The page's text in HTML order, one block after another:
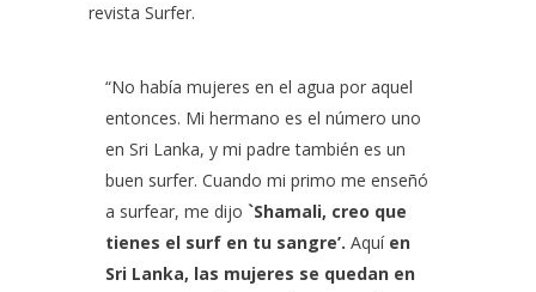
revista Surfer.
“No había mujeres en el agua por aquel
entonces. Mi hermano es el número uno
en Sri Lanka, y mi padre también es un
buen surfer. Cuando mi primo me enseñó
a surfear, me dijo `Shamali, creo que
tienes el surf en tu sangre’. Aquí en
Sri Lanka, las mujeres se quedan en